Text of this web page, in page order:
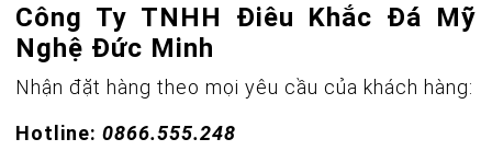
Công Ty TNHH Điêu Khắc Đá Mỹ
Nghệ Đức Minh
Nhận đặt hàng theo mọi yêu cầu của khách hàng:
Hotline: 0866.555.248